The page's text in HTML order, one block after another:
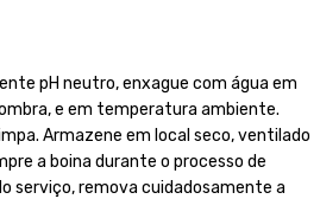
pH neutro, enxague com água em
e em temperatura ambiente.
Armazene em local seco, ventilado
a boina durante o processo de
serviço, remova cuidadosamente a